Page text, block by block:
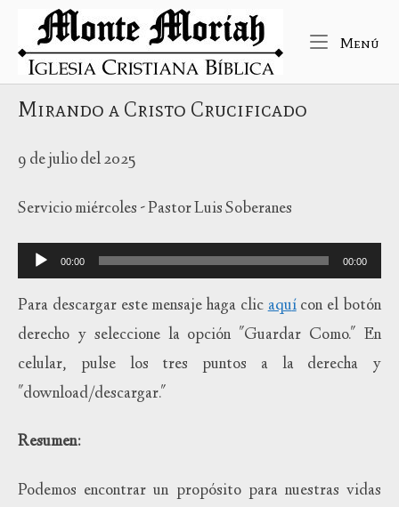
contenido
Inicio
Menú
Mirando a Cristo Crucificado
9 de julio del 2025
Servicio miércoles - Pastor Luis Soberanes
Reproductor
de
audio
00:00 00:00
Para descargar este mensaje haga clicaquícon el botón
derecho y seleccione la opción "Guardar Como." En
celular, pulse los tres puntos a la derecha y
"download/descargar."
Resumen:
Podemos encontrar un propósito para nuestras vidas